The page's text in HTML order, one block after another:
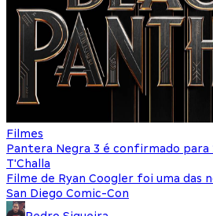
Filmes
Pantera Negra 3 é confirmado para
T'Challa
Filme de Ryan Coogler foi uma das
San Diego Comic-Con